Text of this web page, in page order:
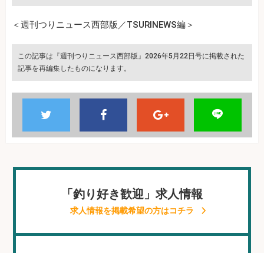
＜週刊つりニュース西部版／TSURINEWS編＞
この記事は『週刊つりニュース西部版』2026年5月22日号に掲載された
記事を再編集したものになります。
「釣り好き歓迎」求人情報
求人情報を掲載希望の方はコチラ